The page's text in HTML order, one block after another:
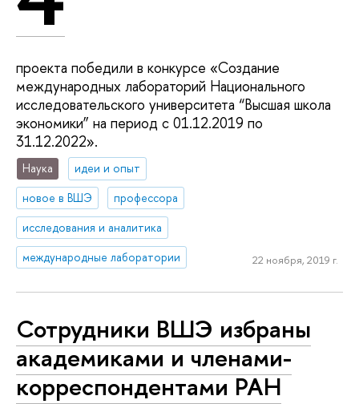
проекта победили в конкурсе «Создание
международных лабораторий Национального
исследовательского университета “Высшая школа
экономики” на период с 01.12.2019 по
31.12.2022».
Наука
идеи и опыт
новое в ВШЭ
профессора
исследования и аналитика
международные лаборатории
22 ноября, 2019 г.
Сотрудники ВШЭ избраны
академиками и членами-
корреспондентами РАН